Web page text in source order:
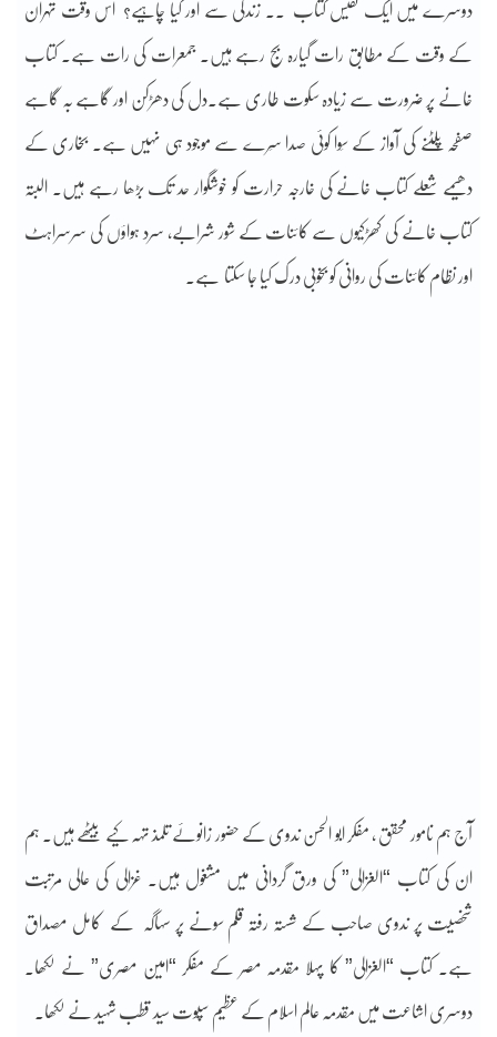
دوسرے میں ایک نفیس کتاب ۔۔ زندگی سے اور کیا چاہیے؟ اس وقت تہران
کے وقت کے مطابق رات گیارہ بج رہے ہیں۔ جمعرات کی رات ہے۔ کتاب
خانے پر ضرورت سے زیادہ سکوت طاری ہے۔دل کی دھڑکن اور گاہے بہ گاہے
صفحہ پلٹنے کی آواز کے سِوا کوئی صدا سِرے سے موجود ہی نہیں ہے۔ بخاری کے
دھیمے شعلے کتاب خانے کی خارجہ حرارت کو خوشگوار حد تک بڑھا رہے ہیں۔ البتہ
کتاب خانے کی کھڑکیوں سے کائنات کے شور شرابے، سرد ہواؤں کی سرسراہٹ
اور نظام کائنات کی روانی کو بخوبی درک کیا جا سکتا ہے۔
آج ہم نامور محقق ، مفکر ابو الحسن ندوی کے حضور زانوئے تلمذ تہہ کیے بیٹھے ہیں۔ ہم
ان کی کتاب “الغزالی” کی ورق گردانی میں مشغول ہیں۔ غزالی کی عالی مرتبت
شخصیت پر ندوی صاحب کے شستہ رفتہ قلم سونے پر سہاگہ کے کامل مصداق
ہے۔ کتاب “الغزالی” کا پہلا مقدمہ مصر کے مفکر “امین مصری” نے لکھا۔
دوسری اشاعت میں مقدمہ عالم اسلام کے عظیم سپوت سید قطب شہید نے لکھا۔